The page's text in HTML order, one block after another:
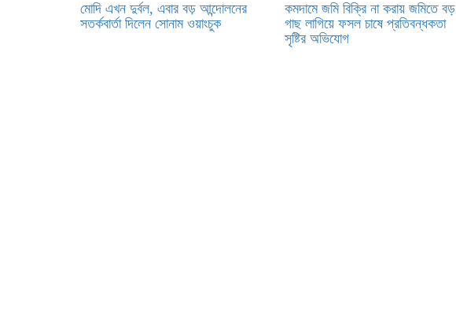
মোদি এখন দুর্বল, এবার বড় আন্দোলনের
সতর্কবার্তা দিলেন সোনাম ওয়াংচুক
কমদামে জমি বিক্রি না করায় জমিতে বড়
গাছ লাগিয়ে ফসল চাষে প্রতিবন্ধকতা
সৃষ্টির অভিযোগ